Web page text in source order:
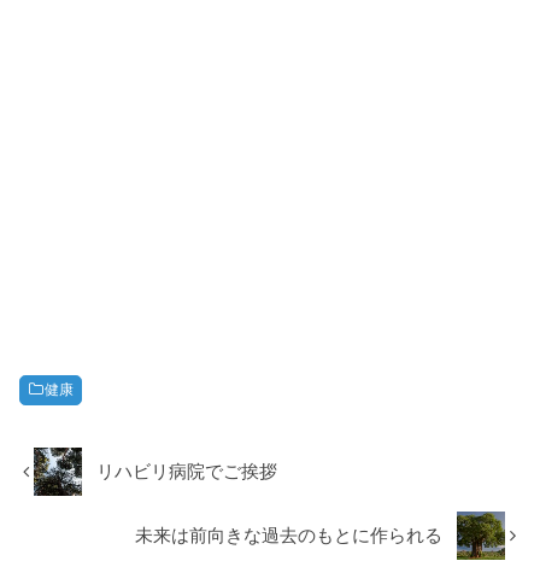
健康
リハビリ病院でご挨拶
未来は前向きな過去のもとに作られる